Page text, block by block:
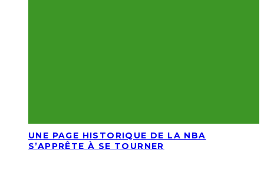
UNE PAGE HISTORIQUE DE LA NBA
S’APPRÊTE À SE TOURNER